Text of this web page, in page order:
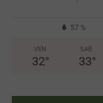
57 %
VEN
32°
SAB
33°